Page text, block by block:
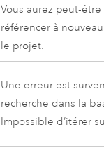
Vous aurez peut-
référencer à
le projet.
Une erreur est
recherche dans la
Impossible d’itérer